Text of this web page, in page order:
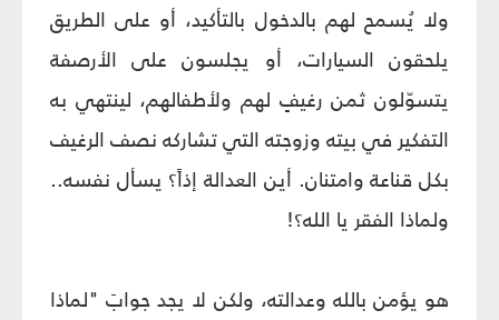
ولا يُسمح لهم بالدخول بالتأكيد، أو على الطريق
يلحقون السيارات، أو يجلسون على الأرصفة
يتسوّلون ثمن رغيفٍ لهم ولأطفالهم، لينتهي به
التفكير في بيته وزوجته التي تشاركه نصف الرغيف
بكل قناعة وامتنان. أين العدالة إذاً؟ يسأل نفسه..
ولماذا الفقر يا الله؟!
هو يؤمن بالله وعدالته، ولكن لا يجد جوابَ "لماذا